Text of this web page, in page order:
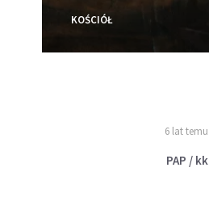
KOŚCIÓŁ
6 lat temu
PAP / kk